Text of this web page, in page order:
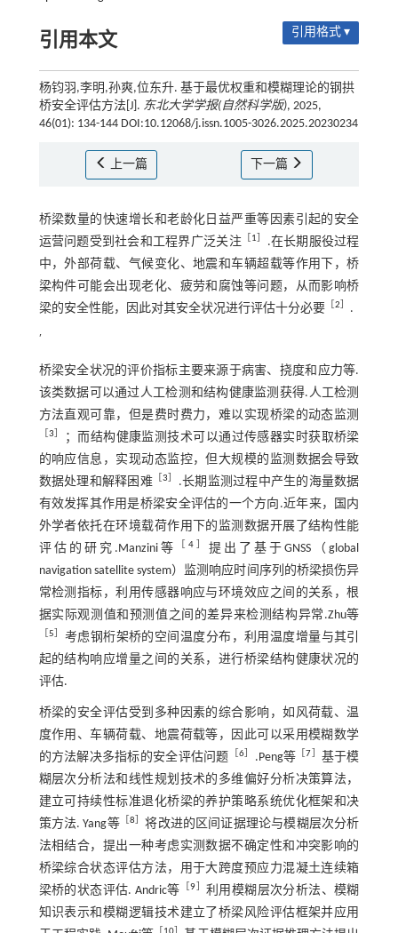
引用本文 引用格式 ▾
杨钧羽,李明,孙爽,位东升. 基于最优权重和模糊理论的钢拱
桥安全评估方法[J]. 东北大学学报(自然科学版), 2025,
46(01): 134-144 DOI:10.12068/j.issn.1005-3026.2025.20230234
上一篇 下一篇
桥梁数量的快速增长和老龄化日益严重等因素引起的安全
运营问题受到社会和工程界广泛关注［ 1
.在长期服役过程
中，外部荷载、气候变化、地震和车辆超载等作用下，桥
梁构件可能会出现老化、疲劳和腐蚀等问题，从而影响桥
梁的安全性能，因此对其安全状况进行评估十分必要
2 .
′
桥梁安全状况的评价指标主要来源于病害、挠度和应力等.
该类数据可以通过人工检测和结构健康监测获得.人工检测
方法直观可靠，但是费时费力，难以实现桥梁的动态监测
［3
；而结构健康监测技术可以通过传感器实时获取桥梁
的响应信息，实现动态监控，但大规模的监测数据会导致
数据处理和解释困难［3
.长期监测过程中产生的海量数据
有效发挥其作用是桥梁安全评估的一个方向.近年来，国内
外学者依托在环境载荷作用下的监测数据开展了结构性能
评估的研究.Manzini等
4］提出了基于GNSS（global
navigation satellite system）监测响应时间序列的桥梁损伤异
常检测指标，利用传感器响应与环境效应之间的关系，根
据实际观测值和预测值之间的差异来检测结构异常.Zhu等
［5
考虑钢桁架桥的空间温度分布，利用温度增量与其引
起的结构响应增量之间的关系，进行桥梁结构健康状况的
评估.
桥梁的安全评估受到多种因素的综合影响，如风荷载、温
度作用、车辆荷载、地震荷载等，因此可以采用模糊数学
的方法解决多指标的安全评估问题
6］ .Peng等 ［7
基于模
糊层次分析法和线性规划技术的多维偏好分析决策算法，
建立可持续性标准退化桥梁的养护策略系统优化框架和决
策方法. Yang等［ 8 ］将改进的区间证据理论与模糊层次分析
法相结合，提出一种考虑实测数据不确定性和冲突影响的
桥梁综合状态评估方法，用于大跨度预应力混凝土连续箱
梁桥的状态评估. Andric等 ［9
利用模糊层次分析法、模糊
知识表示和模糊逻辑技术建立了桥梁风险评估框架并应用